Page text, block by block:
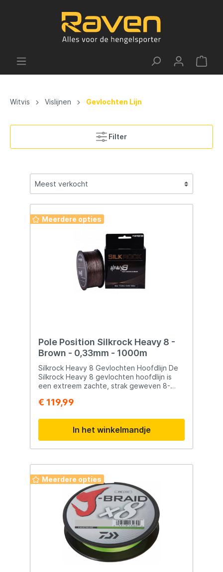
Witvis Vislijnen Gevlochten Lijn
Filter
Meerdere opties
Pole Position Silkrock Heavy 8 -
Brown - 0,33mm - 1000m
Silkrock Heavy 8 Gevlochten Hoofdlijn De
Silkrock Heavy 8 gevlochten hoofdlijn is
een extreem zachte, strak geweven 8-
SNEL zinkt. De ideale keuze voor allround
combinatie met onze mono/fluoro carbon
shockleaders. Verkrijgbaar in een slibkleur
die wegvalt tegen de meeste soorten
bodems. Beschikbaar in: 0,30 mm / 500 m
/ 1000 m
€ 119,99
In het winkelmandje
Meerdere opties